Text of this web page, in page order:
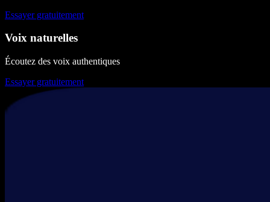
Essayer gratuitement
Voix naturelles
Écoutez des voix authentiques
Essayer gratuitement